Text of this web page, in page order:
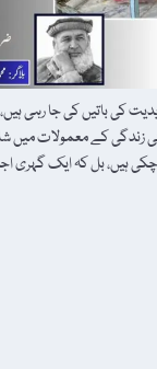
کی باتیں کی جا رہی
زندگی کے معمولات
بل کہ ایک گہری